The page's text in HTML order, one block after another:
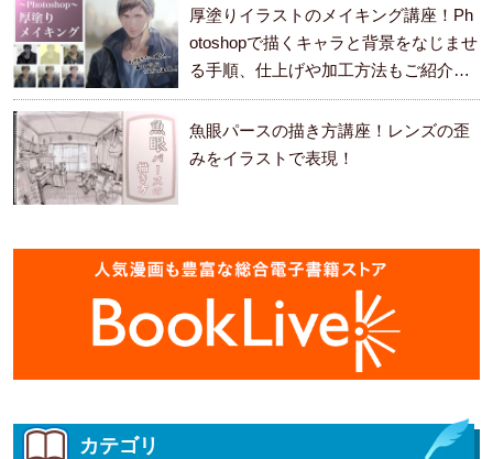
厚塗りイラストのメイキング講座！Ph
otoshopで描くキャラと背景をなじませ
る手順、仕上げや加工方法もご紹介し
ます。
魚眼パースの描き方講座！レンズの歪
みをイラストで表現！
カテゴリ